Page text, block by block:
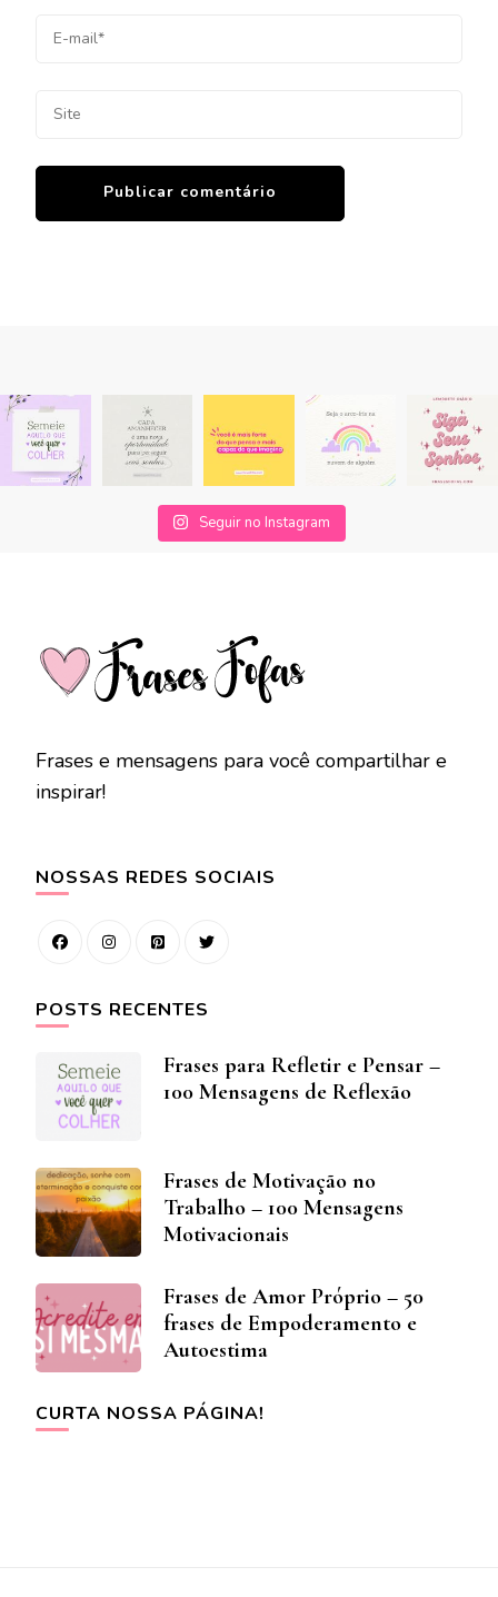
Seguir no Instagram
Frases e mensagens para você compartilhar e
inspirar!
NOSSAS REDES SOCIAIS
POSTS RECENTES
Frases para Refletir e Pensar –
100 Mensagens de Reflexão
Frases de Motivação no
Trabalho – 100 Mensagens
Motivacionais
Frases de Amor Próprio – 50
frases de Empoderamento e
Autoestima
CURTA NOSSA PÁGINA!